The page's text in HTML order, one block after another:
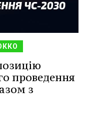
проведення
з